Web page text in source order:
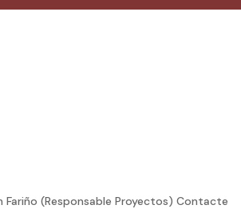
Fariño (Responsable Proyectos) Contacte